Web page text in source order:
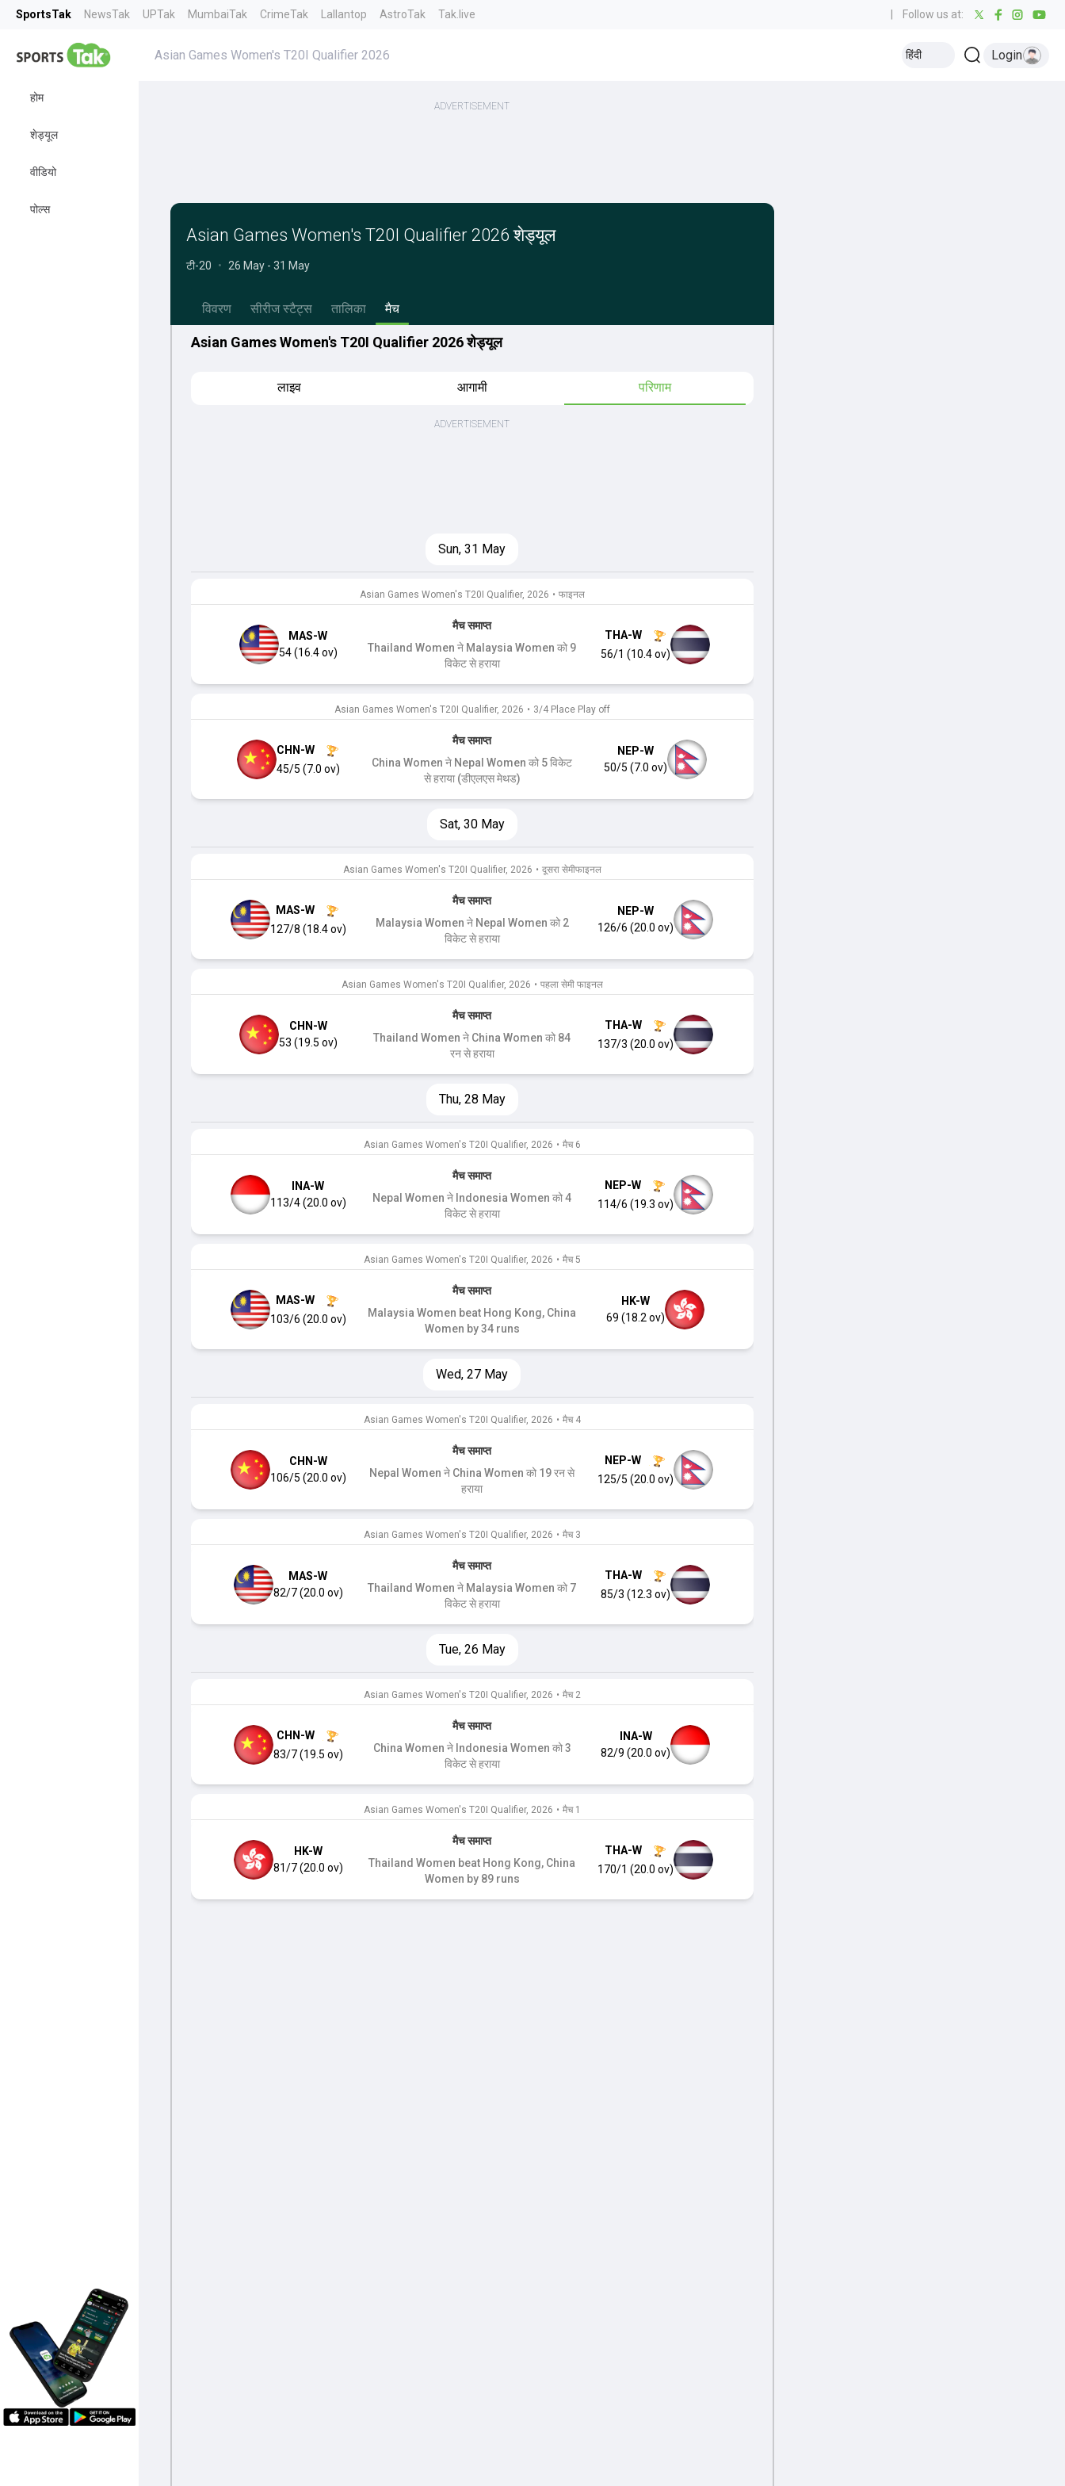
SportsTak NewsTak UPTak MumbaiTak CrimeTak Lallantop AstroTak Tak.live Follow us at:
होम
शेड्यूल
वीडियो
पोल्स
Asian Games Women's T20I Qualifier 2026 हिंदी Login
Asian Games Women's T20I Qualifier 2026 शेड्यूल
टी-20 • 26 May - 31 May
विवरण सीरीज स्टैट्स तालिका मैच
Asian Games Women's T20I Qualifier 2026 शेड्यूल
लाइव आगामी परिणाम
Sun, 31 May
Asian Games Women's T20I Qualifier, 2026 • फाइनल
MAS-W
54 (16.4 ov)
मैच समाप्त
Thailand Women ने Malaysia Women को 9
विकेट से हराया
THA-W
56/1 (10.4 ov)
Asian Games Women's T20I Qualifier, 2026 • 3/4 Place Play off
CHN-W
45/5 (7.0 ov)
मैच समाप्त
China Women ने Nepal Women को 5 विकेट
से हराया (डीएलएस मेथड)
NEP-W
50/5 (7.0 ov)
Sat, 30 May
Asian Games Women's T20I Qualifier, 2026 • दूसरा सेमीफाइनल
MAS-W
127/8 (18.4 ov)
मैच समाप्त
Malaysia Women ने Nepal Women को 2
विकेट से हराया
NEP-W
126/6 (20.0 ov)
Asian Games Women's T20I Qualifier, 2026 • पहला सेमी फाइनल
CHN-W
53 (19.5 ov)
मैच समाप्त
Thailand Women ने China Women को 84
रन से हराया
THA-W
137/3 (20.0 ov)
Thu, 28 May
Asian Games Women's T20I Qualifier, 2026 • मैच 6
INA-W
113/4 (20.0 ov)
मैच समाप्त
Nepal Women ने Indonesia Women को 4
विकेट से हराया
NEP-W
114/6 (19.3 ov)
Asian Games Women's T20I Qualifier, 2026 • मैच 5
MAS-W
103/6 (20.0 ov)
मैच समाप्त
Malaysia Women beat Hong Kong, China
Women by 34 runs
HK-W
69 (18.2 ov)
Wed, 27 May
Asian Games Women's T20I Qualifier, 2026 • मैच 4
CHN-W
106/5 (20.0 ov)
मैच समाप्त
Nepal Women ने China Women को 19 रन से
हराया
NEP-W
125/5 (20.0 ov)
Asian Games Women's T20I Qualifier, 2026 • मैच 3
MAS-W
82/7 (20.0 ov)
मैच समाप्त
Thailand Women ने Malaysia Women को 7
विकेट से हराया
THA-W
85/3 (12.3 ov)
Tue, 26 May
Asian Games Women's T20I Qualifier, 2026 • मैच 2
CHN-W
83/7 (19.5 ov)
मैच समाप्त
China Women ने Indonesia Women को 3
विकेट से हराया
INA-W
82/9 (20.0 ov)
Asian Games Women's T20I Qualifier, 2026 • मैच 1
HK-W
81/7 (20.0 ov)
मैच समाप्त
Thailand Women beat Hong Kong, China
Women by 89 runs
THA-W
170/1 (20.0 ov)